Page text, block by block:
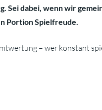
Sei dabei, wenn wir
Portion Spielfreude.
– wer konstant